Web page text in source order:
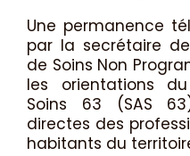
Une permanence
par la secrétaire
de Soins Non
les orientations
Soins 63 (SAS
directes des
habitants du